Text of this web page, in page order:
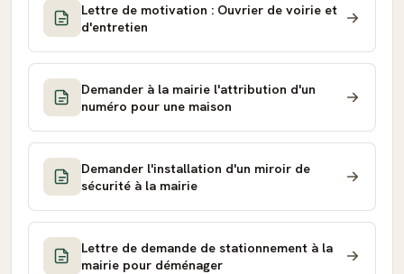
Lettre de motivation : Ouvrier de voirie et
d'entretien
Demander à la mairie l'attribution d'un
numéro pour une maison
Demander l'installation d'un miroir de
sécurité à la mairie
Lettre de demande de stationnement à la
mairie pour déménager